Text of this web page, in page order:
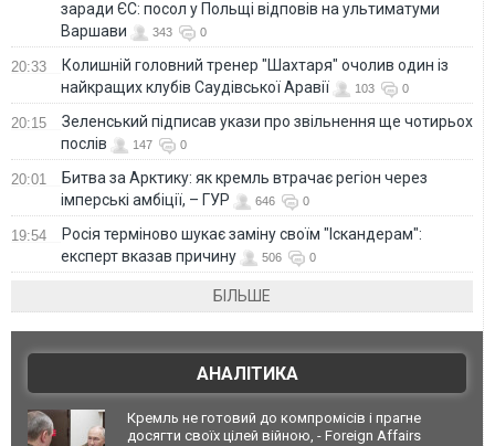
заради ЄС: посол у Польщі відповів на ультиматуми
Варшави
343 0
20:33
Колишній головний тренер "Шахтаря" очолив один із
найкращих клубів Саудівської Аравії
103 0
20:15
Зеленський підписав укази про звільнення ще чотирьох
послів
147 0
20:01
Битва за Арктику: як кремль втрачає регіон через
імперські амбіції, – ГУР
646 0
19:54
Росія терміново шукає заміну своїм "Іскандерам":
експерт вказав причину
506 0
БІЛЬШЕ
АНАЛІТИКА
Кремль не готовий до компромісів і прагне
досягти своїх цілей війною, - Foreign Affairs